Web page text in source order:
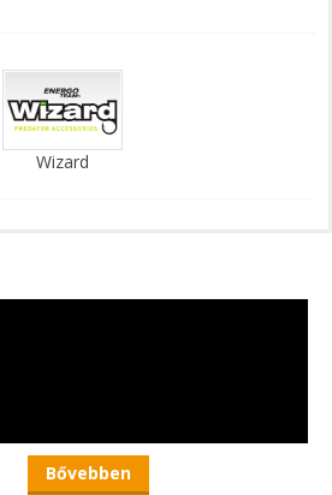
Wizard
Bővebben